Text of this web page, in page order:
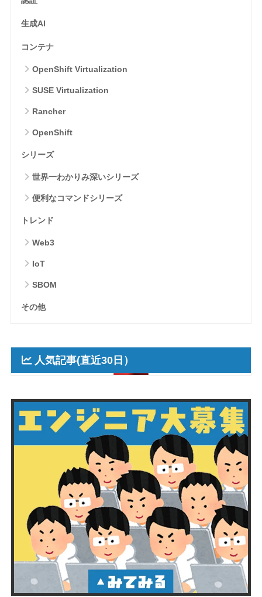
生成AI
コンテナ
OpenShift Virtualization
SUSE Virtualization
Rancher
OpenShift
シリーズ
世界一わかりみ深いシリーズ
便利なコマンドシリーズ
トレンド
Web3
IoT
SBOM
その他
人気記事(直近30日）